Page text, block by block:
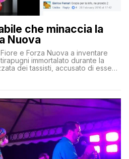
che minaccia la
Nuova
e Forza Nuova a inventare
immortalato durante la
dei tassisti, accusato di essere
un ambulante con simpatie